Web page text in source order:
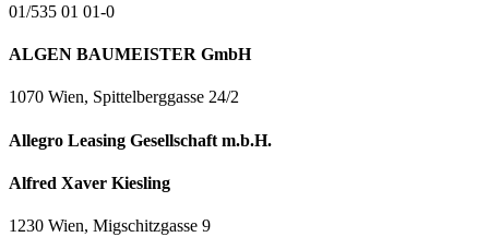
01/535 01 01-0
ALGEN BAUMEISTER GmbH
1070 Wien, Spittelberggasse 24/2
Allegro Leasing Gesellschaft m.b.H.
Alfred Xaver Kiesling
1230 Wien, Migschitzgasse 9